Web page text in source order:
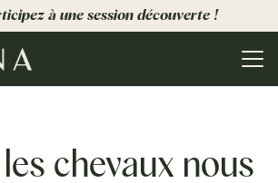
à une session découverte !
chevaux nous